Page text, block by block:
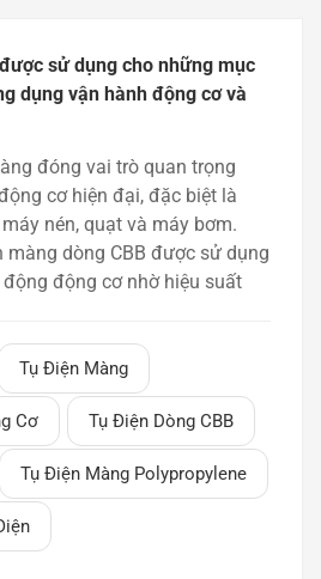
trong tụ điện màngLớp
vai trò là môi trường cách
của tụ điện và quyết định
bản của...
sử dụng cho những mục
dụng vận hành động cơ và
đóng vai trò quan trọng
cơ hiện đại, đặc biệt là
nén, quạt và máy bơm.
màng dòng CBB được sử dụng
động cơ nhờ hiệu suất
tụ điện màng CBB là gì, cách
và lý do tại sao chúng
trong các ứng dụng vận
điện màng dòng CBB là
là một loại tụ điện màng
loại (MPP) được thiết kế cho
xoay chiều. Nó thường
khởi động động cơ, cung cấp
Tụ Điện Màng
Cơ Tụ Điện Dòng CBB
Tụ Điện Màng Polypropylene